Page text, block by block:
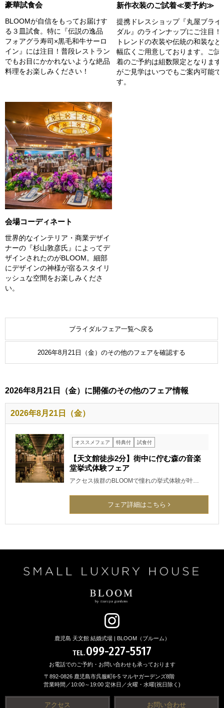
豪華試食会
BLOOMが自信をもってお届けす
る３皿試食。特に『伝説の逸品
フォアグラ寿司×黒毛和牛サーロ
イン』には注目！普段レストラン
でもお目にかかれないような絶品
料理をお楽しみください！
新作衣装のご試着≪要予約≫
提携ドレスショップ『丸屋ブライ
ダル』のラインナップにご注目！
トレンドの衣装や伝統の和装など
幅広くご用意しております。ご試
着のご予約は組数限定となります
がご見学はいつでもご案内可能で
す。
会場コーディネート
世界的なインテリア・商業デザイ
ナーの『杉山敦彦氏』によってデ
ザインされたのがBLOOM。細部
にデザインの神様が宿るスタイリ
ッシュな空間をお楽しみくださ
い。
ブライダルフェア一覧へ戻る
2026年8月21日（金）のその他のフェアを確認する
2026年8月21日（金）に開催のその他のフェア情報
2026年8月21日（金）
オススメフェア 特典付 試食付
【天文館徒歩2分】街中に佇む森の音楽
堂挙式体験フェア
アクセス抜群のBLOOMで憧れの挙式体験が叶…
フェア詳細はこちら
鹿児島 天文館 結婚式場 | BLOOM（ブルーム）
TEL.099-227-5517
お電話でのご予約・お問い合わせも承っております
〒892-0826 鹿児島市呉服町6-5 マルヤガーデンズ8階
営業時間／10:00～19:00 定休日／火曜・水曜(祝日除く)
アクセス お問い合わせ